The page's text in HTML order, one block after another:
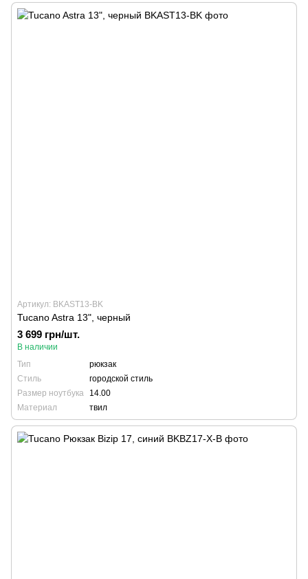
Артикул: BKAST13-BK
Tucano Astra 13", черный
3 699 грн/шт.
В наличии
Тип
рюкзак
Стиль
городской стиль
Размер ноутбука
14.00
Материал
твил